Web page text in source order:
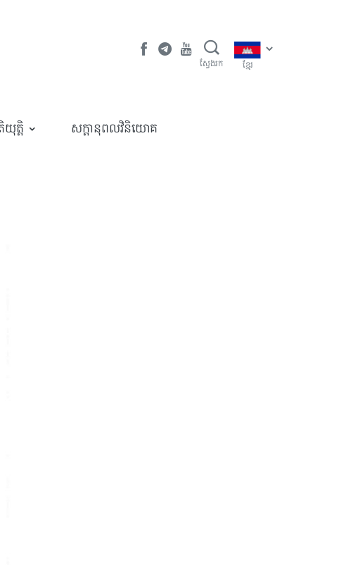
ស្វែងរក ខ្មែរ
ត្តិ ​សក្តានុពលវិនិយោគ